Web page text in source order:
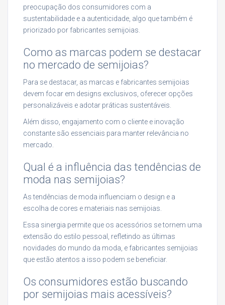
preocupação dos consumidores com a
sustentabilidade e a autenticidade, algo que também é
priorizado por fabricantes semijoias.
Como as marcas podem se destacar
no mercado de semijoias?
Para se destacar, as marcas e fabricantes semijoias
devem focar em designs exclusivos, oferecer opções
personalizáveis e adotar práticas sustentáveis.
Além disso, engajamento com o cliente e inovação
constante são essenciais para manter relevância no
mercado.
Qual é a influência das tendências de
moda nas semijoias?
As tendências de moda influenciam o design e a
escolha de cores e materiais nas semijoias.
Essa sinergia permite que os acessórios se tornem uma
extensão do estilo pessoal, refletindo as últimas
novidades do mundo da moda, e fabricantes semijoias
que estão atentos a isso podem se beneficiar.
Os consumidores estão buscando
por semijoias mais acessíveis?